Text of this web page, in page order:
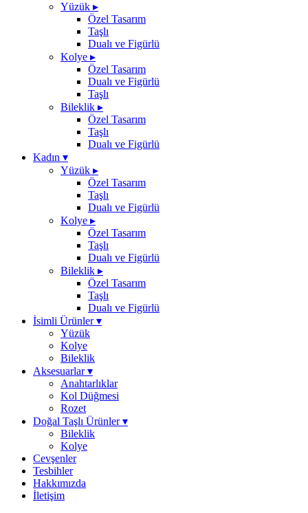
Yüzük ▸
Özel Tasarım
Taşlı
Dualı ve Figürlü
Kolye ▸
Özel Tasarım
Dualı ve Figürlü
Taşlı
Bileklik ▸
Özel Tasarım
Taşlı
Dualı ve Figürlü
Kadın ▾
Yüzük ▸
Özel Tasarım
Taşlı
Dualı ve Figürlü
Kolye ▸
Özel Tasarım
Taşlı
Dualı ve Figürlü
Bileklik ▸
Özel Tasarım
Taşlı
Dualı ve Figürlü
İsimli Ürünler▾
Yüzük
Kolye
Bileklik
Aksesuarlar▾
Anahtarlıklar
Kol Düğmesi
Rozet
Doğal Taşlı Ürünler▾
Bileklik
Kolye
Cevşenler
Tesbihler
Hakkımızda
İletişim